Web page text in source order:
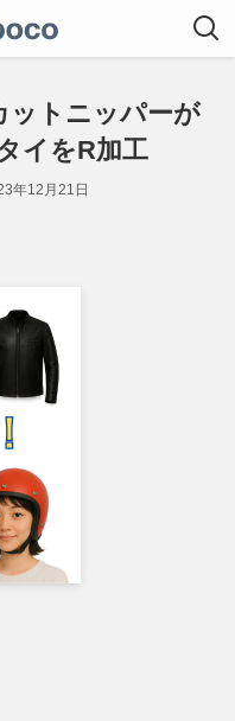
ットニッパーが
イをR加工
年12月21日